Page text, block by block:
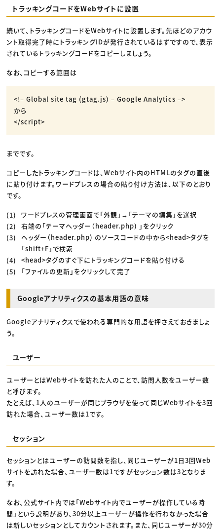
トラッキングコードをWebサイトに設置
続いて、トラッキングコードをWebサイトに設置します。先ほどのアカウ
ント取得完了時にトラッキングIDが発行されているはずですので、表示
されているトラッキングコードをコピーしましょう。
なお、コピーする範囲は
<!– Global site tag (gtag.js) – Google Analytics –>
から
</script>
までです。
コピーしたトラッキングコードは、Webサイト内のHTMLのタグの直後
に貼り付けます。ワードプレスの場合の貼り付け方法は、以下のとおり
です。
ワードプレスの管理画面で「外観」→「テーマの編集」を選択
右端の「テーマヘッダー（header.php) 」をクリック
ヘッダー（header.php) のソースコードの中から<head>タグを
「shift+F」で検索
<head>タグのすぐ下にトラッキングコードを貼り付ける
「ファイルの更新」をクリックして完了
Googleアナリティクスの基本用語の意味
Googleアナリティクスで使われる専門的な用語を押さえておきましょ
う。
ユーザー
ユーザーとはWebサイトを訪れた人のことで、訪問人数をユーザー数
と呼びます。
たとえば、1人のユーザーが同じブラウザを使って同じWebサイトを3回
訪れた場合、ユーザー数は1です。
セッション
セッションとはユーザーの訪問数を指し、同じユーザーが1日3回Web
サイトを訪れた場合、ユーザー数は1ですがセッション数は3となりま
す。
なお、公式サイト内では「Webサイト内でユーザーが操作している時
間」という説明があり、30分以上ユーザーが操作を行わなかった場合
は新しいセッションとしてカウントされます。また、同じユーザーが30分